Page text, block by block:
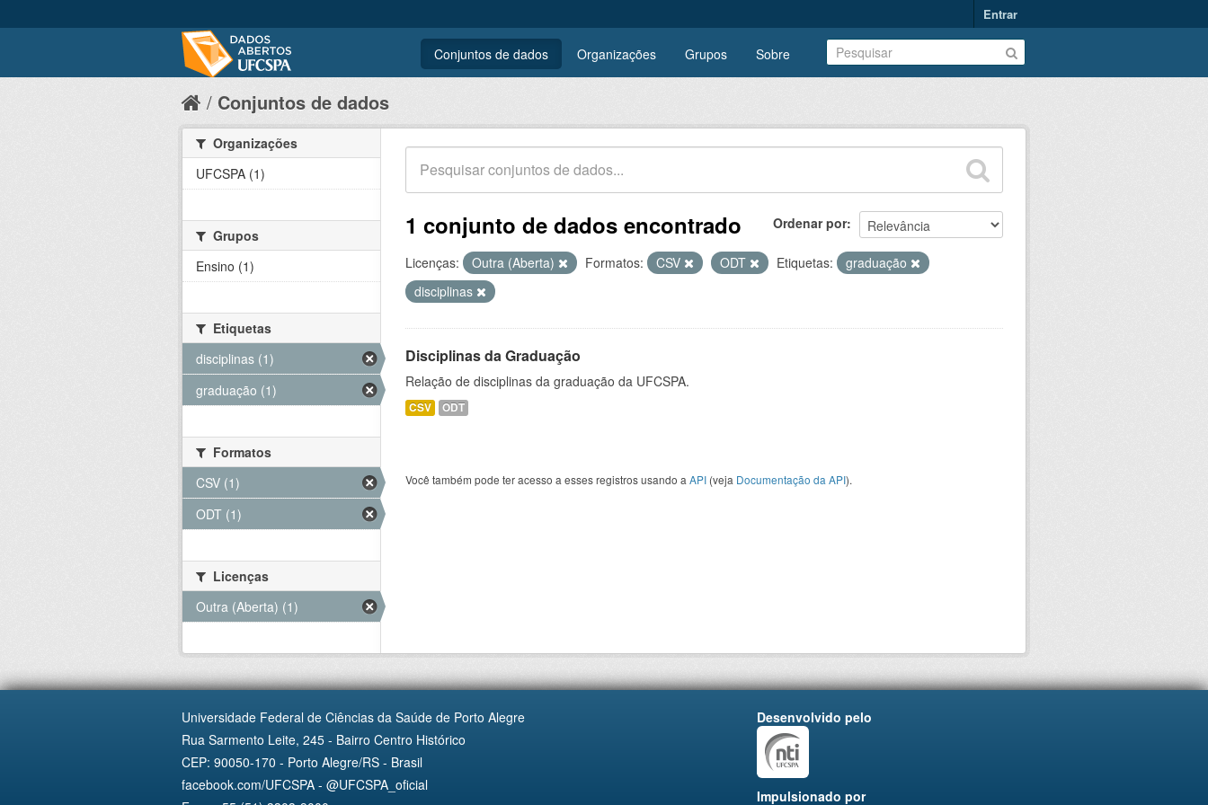
Entrar
Conjuntos de dados Organizações Grupos Sobre
Conjuntos de dados
Ordenar por
1 conjunto de dados encontrado
Licenças: Outra (Aberta) Formatos: CSV ODT Etiquetas:
graduação
disciplinas
Disciplinas da Graduação
Relação de disciplinas da graduação da UFCSPA.
CSV ODT
Você também pode ter acesso a esses registros usando a API (veja Documentação da API).
Organizações
UFCSPA (1)
Grupos
Ensino (1)
Etiquetas
disciplinas (1)
graduação (1)
Formatos
CSV (1)
ODT (1)
Licenças
Outra (Aberta) (1)
Universidade Federal de Ciências da Saúde de Porto Alegre
Rua Sarmento Leite, 245 - Bairro Centro Histórico
CEP: 90050-170 - Porto Alegre/RS - Brasil
facebook.com/UFCSPA - @UFCSPA_oficial
Desenvolvido pelo
Impulsionado por